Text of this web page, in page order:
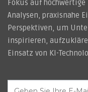
Fokus auf
Analysen, praxisnahe
Perspektiven, um
inspirieren,
Einsatz von KI-